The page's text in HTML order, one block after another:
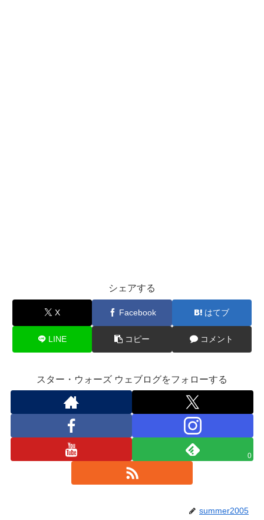
シェアする
X Facebook はてブ
LINE コピー コメント
スター・ウォーズ ウェブログをフォローする
0
summer2005